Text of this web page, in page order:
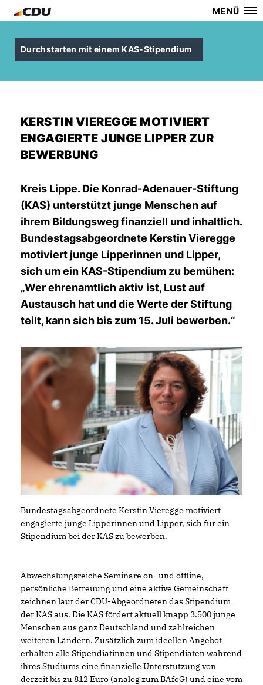
MENÜ
Durchstarten mit einem KAS-Stipendium
KERSTIN VIEREGGE MOTIVIERT
ENGAGIERTE JUNGE LIPPER ZUR
BEWERBUNG
Kreis Lippe.Die Konrad-Adenauer-Stiftung
(KAS) unterstützt junge Menschen auf
ihrem Bildungsweg finanziell und inhaltlich.
Bundestagsabgeordnete Kerstin Vieregge
motiviert junge Lipperinnen und Lipper,
sich um ein KAS-Stipendium zu bemühen:
Wer ehrenamtlich aktiv ist, Lust auf
Austausch hat und die Werte der Stiftung
teilt, kann sich bis zum 15. Juli bewerben.“
Bundestagsabgeordnete Kerstin Vieregge motiviert
engagierte junge Lipperinnen und Lipper, sich für ein
Stipendium bei der KAS zu bewerben.
Abwechslungsreiche Seminare on- und offline,
persönliche Betreuung und eine aktive Gemeinschaft
zeichnen laut der CDU-Abgeordneten das Stipendium
der KAS aus. Die KAS fördert aktuell knapp 3.500 junge
Menschen aus ganz Deutschland und zahlreichen
weiteren Ländern. Zusätzlich zum ideellen Angebot
erhalten alle Stipendiatinnen und Stipendiaten während
ihres Studiums eine finanzielle Unterstützung von
derzeit bis zu 812 Euro (analog zum BAföG) und eine vom